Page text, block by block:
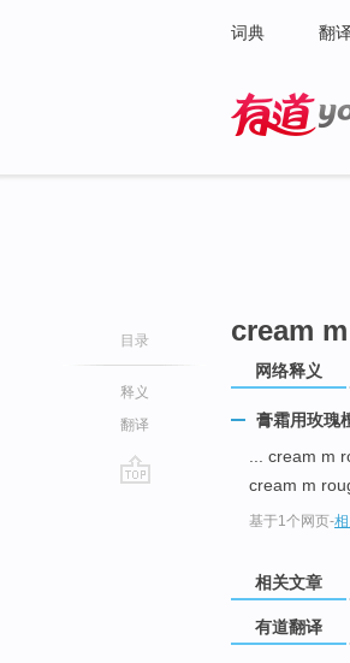
词典 翻
目录
释义
翻译
cream
网络释义
膏霜用玫瑰
... cream m
cream m
基于1个网页-
相关文章
有道翻译